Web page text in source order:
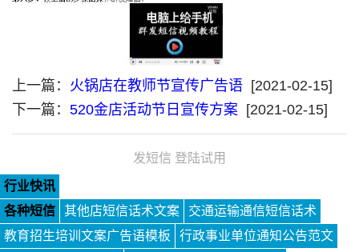
上一篇： 火锅店在教师节宣传广告语 [2021-02-15]
下一篇： 520金店活动节日宣传方案 [2021-02-15]
发短信 登陆试用
行业快讯
各种短信
其他店短信话术文案
交通运输通信短信话术
教育招生培训文案广告语模板
行政事业单位通知公告范文